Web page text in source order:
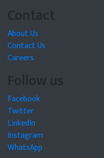
Contact
About Us
Contact Us
Careers
Follow us
Facebook
Twitter
LinkedIn
Instagram
WhatsApp